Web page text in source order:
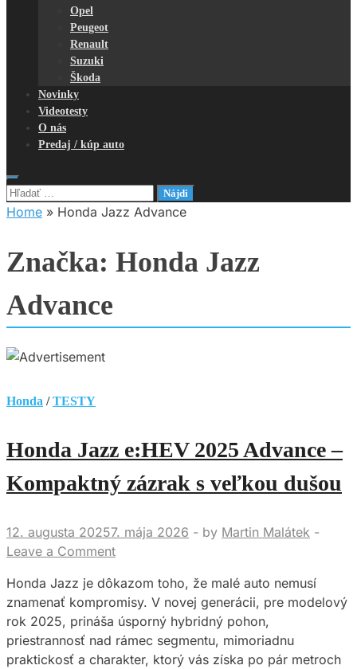
Opel
Peugeot
Renault
Suzuki
Škoda
Novinky
Videotesty
O nás
Predaj / kúp auto
Hľadať:
Home » Honda Jazz Advance
Značka: Honda Jazz
Advance
Honda /TESTY
Honda Jazz e:HEV 2025 Advance –
Kompaktný zázrak s veľkou dušou
12. augusta 20257. mája 2026 - by Martin Malátek -
Leave a Comment
Honda Jazz je dôkazom toho, že malé auto nemusí
znamenať kompromisy. V novej generácii, pre modelový
rok 2025, prináša úsporný hybridný pohon,
priestrannosť nad rámec segmentu, mimoriadnu
praktickosť a charakter, ktorý vás získa po pár metroch